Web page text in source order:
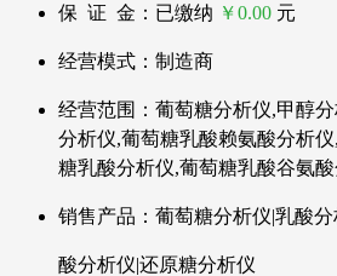
保 证 金：已缴纳 ￥0.00 元
经营模式：制造商
经营范围：葡萄糖分析仪,甲醇
分析仪,葡萄糖乳酸赖氨酸分析
糖乳酸分析仪,葡萄糖乳酸谷氨
销售产品：葡萄糖分析仪|乳酸
酸分析仪|还原糖分析仪